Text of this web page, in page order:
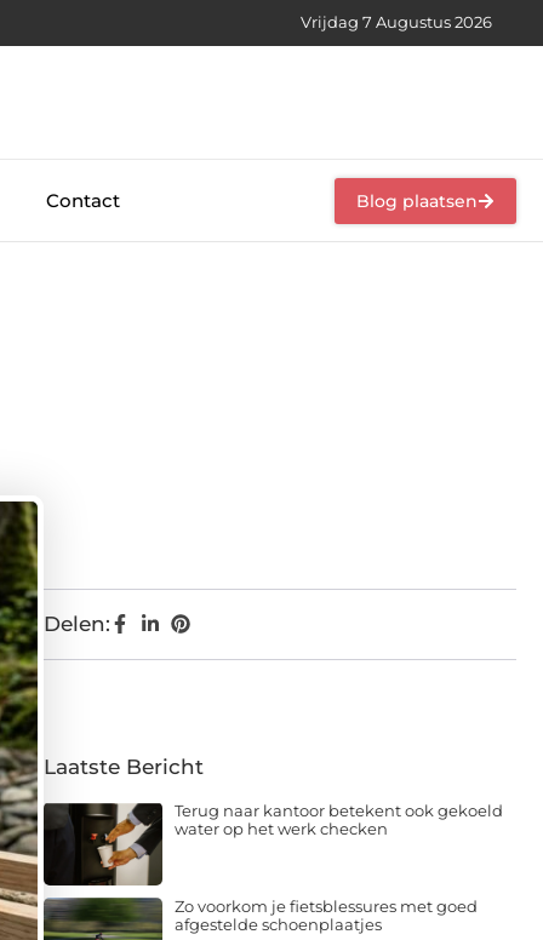
Vrijdag 7 Augustus 2026
Contact Blog plaatsen
Delen:
Laatste Bericht
Terug naar kantoor betekent ook gekoeld
water op het werk checken
Zo voorkom je fietsblessures met goed
afgestelde schoenplaatjes